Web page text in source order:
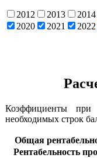
2012 2013 2014
2020
2021 2022
Коэффициенты при
необходимых строк
Общая
Рентабельность